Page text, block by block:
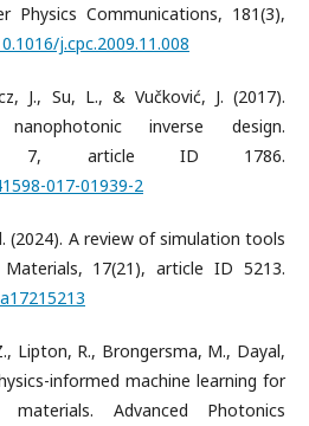
Physics Communications, 181(3),
j.cpc.2009.11.008
J., Su, L., & Vučković, J. (2017).
nanophotonic inverse design.
7, article ID 1786.
017-01939-2
(2024). A review of simulation tools
17(21), article ID 5213.
Lipton, R., Brongersma, M., Dayal,
informed machine learning for
Advanced Photonics